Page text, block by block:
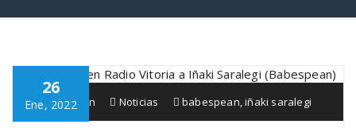
26
Ene, 2022
Babespean Noticias babespean,iñaki saralegi